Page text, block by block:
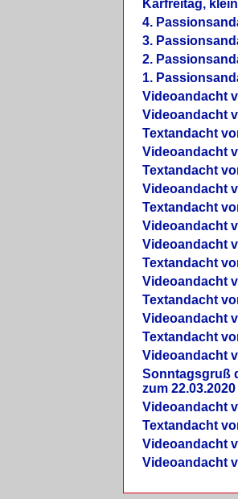
Karfreitag,
4.
3.
2.
1.
Videoandacht
Videoandacht
Textandacht
Videoandacht
Textandacht
Videoandacht
Textandacht
Videoandacht
Videoandacht
Textandacht
Videoandacht
Textandacht
Videoandacht
Textandacht
Videoandacht
Sonntagsgruß
zum 22.03.2020
Videoandacht
Textandacht
Videoandacht
Videoandacht